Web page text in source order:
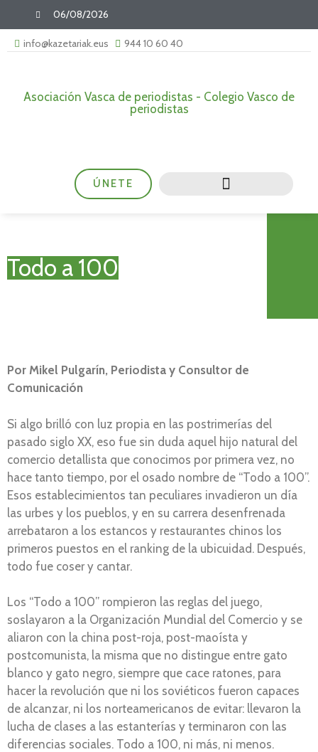
06/08/2026
info@kazetariak.eus 944 10 60 40
Asociación Vasca de periodistas - Colegio Vasco de
periodistas
ÚNETE
Todo a 100
Por Mikel Pulgarín, Periodista y Consultor de
Comunicación
Si algo brilló con luz propia en las postrimerías del
pasado siglo XX, eso fue sin duda aquel hijo natural del
comercio detallista que conocimos por primera vez, no
hace tanto tiempo, por el osado nombre de “Todo a 100”.
Esos establecimientos tan peculiares invadieron un día
las urbes y los pueblos, y en su carrera desenfrenada
arrebataron a los estancos y restaurantes chinos los
primeros puestos en el ranking de la ubicuidad. Después,
todo fue coser y cantar.
Los “Todo a 100” rompieron las reglas del juego,
soslayaron a la Organización Mundial del Comercio y se
aliaron con la china post-roja, post-maoísta y
postcomunista, la misma que no distingue entre gato
blanco y gato negro, siempre que cace ratones, para
hacer la revolución que ni los soviéticos fueron capaces
de alcanzar, ni los norteamericanos de evitar: llevaron la
lucha de clases a las estanterías y terminaron con las
diferencias sociales. Todo a 100, ni más, ni menos.